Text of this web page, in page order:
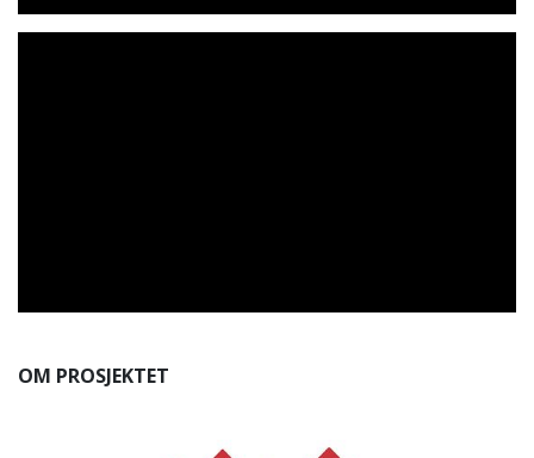
OM PROSJEKTET